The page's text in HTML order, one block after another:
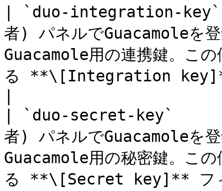
| `duo-integration-
者) パネルでGuacamoleを
Guacamole用の連携鍵。こ
る **\[Integration key]**
| `duo-secret-key`
者) パネルでGuacamoleを
Guacamole用の秘密鍵。こ
る **\[Secret key]** フィ